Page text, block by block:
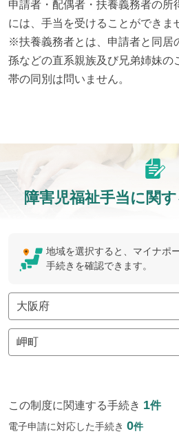
申請者・配偶者・扶養義務者の所
には、手当を受けることができま
※扶養義務者とは、申請者と同居
孫などの直系親族及び兄弟姉妹の
帯の同別は問いません。
障害児福祉手当に関
地域を選択すると、マイナポ
手続きを確認できます。
この制度に関連する手続き 1件
電子申請に対応した手続き 0件